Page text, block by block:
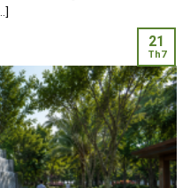
21
Th7